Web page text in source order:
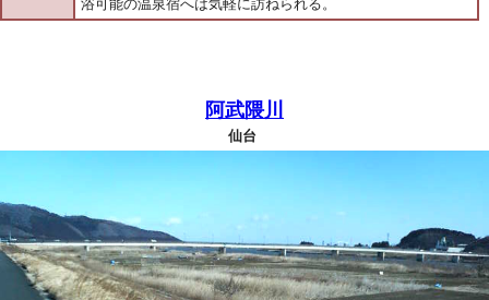
浴可能の温泉宿へは気軽に訪ねられる。
阿武隈川
仙台